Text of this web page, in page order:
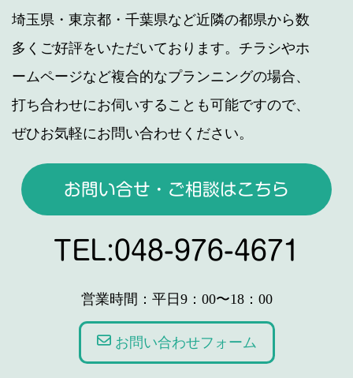
埼玉県・東京都・千葉県など近隣の都県から数
多くご好評をいただいております。チラシやホ
ームページなど複合的なプランニングの場合、
打ち合わせにお伺いすることも可能ですので、
ぜひお気軽にお問い合わせください。
お問い合せ・ご相談はこちら
TEL:048-976-4671
営業時間：平日9：00〜18：00
お問い合わせフォーム